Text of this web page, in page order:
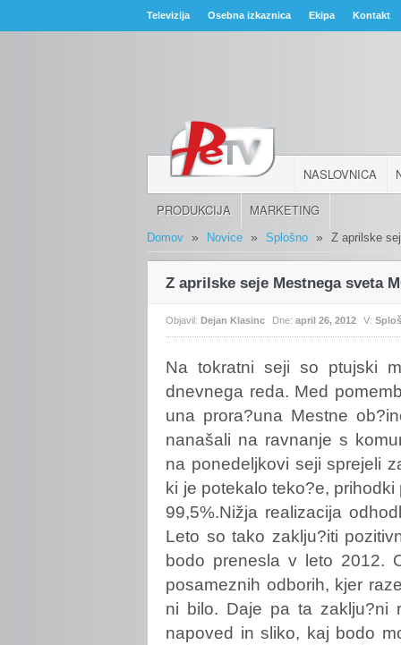
Televizija Osebna izkaznica Ekipa Kontakt
NASLOVNICA
PRODUKCIJA MARKETING
Domov » Novice » Splošno » Z aprilske
Z aprilske seje Mestnega sveta
Objavil:Dejan Klasinc Dne:april 26, 2012 V:
Natokratni seji so ptujski
dnevnega reda. Med
una prora?una Mestne
nanašali na ravnanje s
na ponedeljkovi seji sprejeli
ki je potekalo teko?e,
99,5%.Nižja realizacija
Leto so tako zaklju?iti
bodo prenesla v leto 2012.
posameznih odborih, kjer
ni bilo. Daje pa ta zaklju?ni
napoved in sliko, kaj bodo